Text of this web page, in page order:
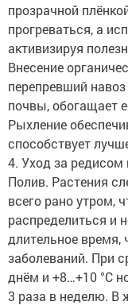
прозрачной
прогреваться, а
активизируя
Внесение
перепревший
почвы, обогащает
Рыхление
способствует
4. Уход за редисом
Полив. Растения
всего рано утром,
распределиться и
длительное время,
заболеваний. При
днём и +8…+10 °C
3 раза в неделю. В